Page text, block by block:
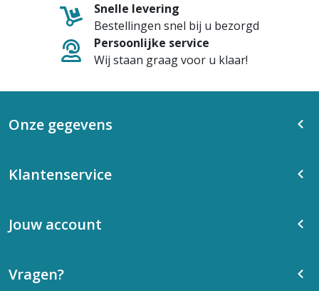
Snelle levering
Bestellingen snel bij u bezorgd
Persoonlijke service
Wij staan graag voor u klaar!
Onze gegevens
Klantenservice
Jouw account
Vragen?